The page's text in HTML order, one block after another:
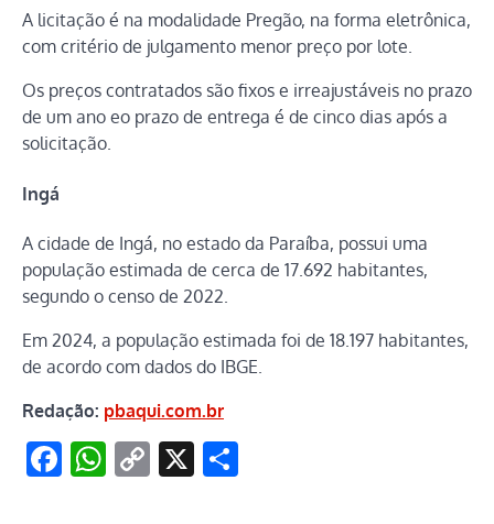
A licitação é na modalidade Pregão, na forma eletrônica,
com critério de julgamento menor preço por lote.
Os preços contratados são fixos e irreajustáveis no prazo
de um ano eo prazo de entrega é de cinco dias após a
solicitação.
Ingá
A cidade de Ingá, no estado da Paraíba, possui uma
população estimada de cerca de 17.692 habitantes,
segundo o censo de 2022.
Em 2024, a população estimada foi de 18.197 habitantes,
de acordo com dados do IBGE.
Redação: pbaqui.com.br
Facebook
WhatsApp
Copy
X